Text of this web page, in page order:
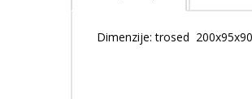
Dimenzije: trosed